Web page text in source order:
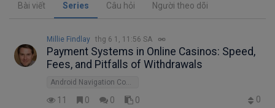
Bài viết Series Câu hỏi Người theo dõi
Millie Findlay thg 6 1, 11:56 SA
Payment Systems in Online Casinos: Speed,
Fees, and Pitfalls of Withdrawals
Android Navigation Component
11 0 0 0 0